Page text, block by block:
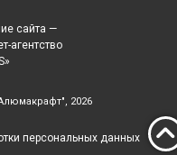
сайта —
агентство
2026
персональных данных